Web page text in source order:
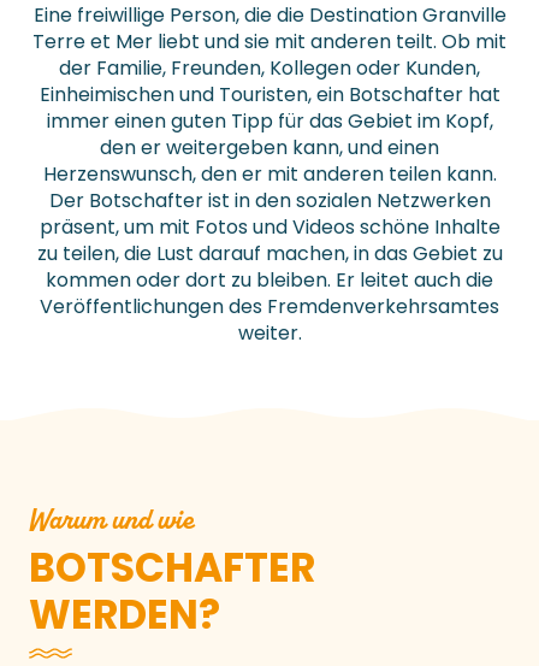
Eine freiwillige Person, die die Destination Granville
Terre et Mer liebt und sie mit anderen teilt. Ob mit
der Familie, Freunden, Kollegen oder Kunden,
Einheimischen und Touristen, ein Botschafter hat
immer einen guten Tipp für das Gebiet im Kopf,
den er weitergeben kann, und einen
Herzenswunsch, den er mit anderen teilen kann.
Der Botschafter ist in den sozialen Netzwerken
präsent, um mit Fotos und Videos schöne Inhalte
zu teilen, die Lust darauf machen, in das Gebiet zu
kommen oder dort zu bleiben. Er leitet auch die
Veröffentlichungen des Fremdenverkehrsamtes
weiter.
Warum und wie
BOTSCHAFTER
WERDEN?